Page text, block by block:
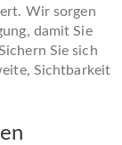
Wir sorgen
damit Sie
Sie sich
Sichtbarkeit